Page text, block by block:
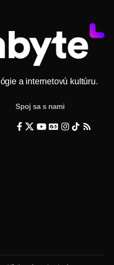
a internetovú kultúru.
Spoj sa s nami